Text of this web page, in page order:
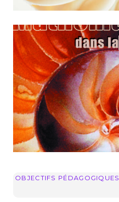
OBJECTIFS PÉDAGOGIQUES